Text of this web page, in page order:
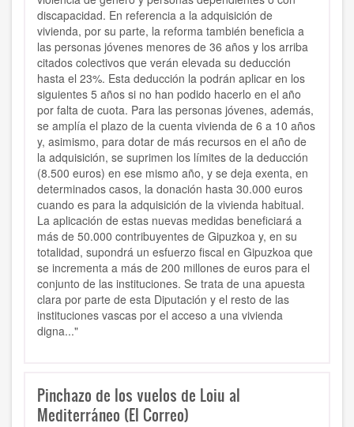
discapacidad. En referencia a la adquisición de
vivienda, por su parte, la reforma también beneficia a
las personas jóvenes menores de 36 años y los arriba
citados colectivos que verán elevada su deducción
hasta el 23%. Esta deducción la podrán aplicar en los
siguientes 5 años si no han podido hacerlo en el año
por falta de cuota. Para las personas jóvenes, además,
se amplía el plazo de la cuenta vivienda de 6 a 10 años
y, asimismo, para dotar de más recursos en el año de
la adquisición, se suprimen los límites de la deducción
(8.500 euros) en ese mismo año, y se deja exenta, en
determinados casos, la donación hasta 30.000 euros
cuando es para la adquisición de la vivienda habitual.
La aplicación de estas nuevas medidas beneficiará a
más de 50.000 contribuyentes de Gipuzkoa y, en su
totalidad, supondrá un esfuerzo fiscal en Gipuzkoa que
se incrementa a más de 200 millones de euros para el
conjunto de las instituciones. Se trata de una apuesta
clara por parte de esta Diputación y el resto de las
instituciones vascas por el acceso a una vivienda
digna..."
Pinchazo de los vuelos de Loiu al
Mediterráneo (El Correo)